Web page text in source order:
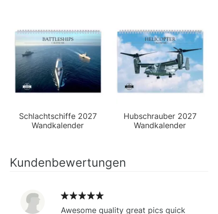
Schlachtschiffe 2027
Wandkalender
Hubschrauber 2027
Wandkalender
Kundenbewertungen
Awesome quality great pics quick